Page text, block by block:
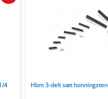
4
Hbm 3-delt sæt honningsten